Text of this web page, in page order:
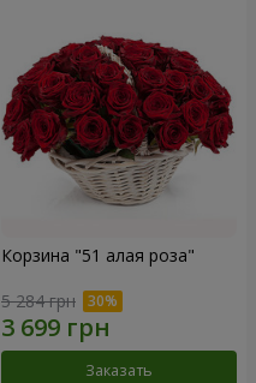
Корзина "51 алая роза"
5 284 грн
Заказать